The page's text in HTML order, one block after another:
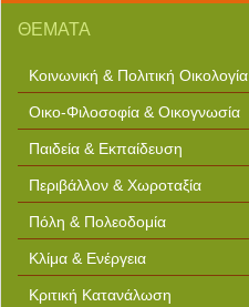
ΘΕΜΑΤΑ
Κοινωνική & Πολιτική Οικολογία
Οικο-Φιλοσοφία & Οικογνωσία
Παιδεία & Εκπαίδευση
Περιβάλλον & Χωροταξία
Πόλη & Πολεοδομία
Κλίμα & Ενέργεια
Κριτική Κατανάλωση